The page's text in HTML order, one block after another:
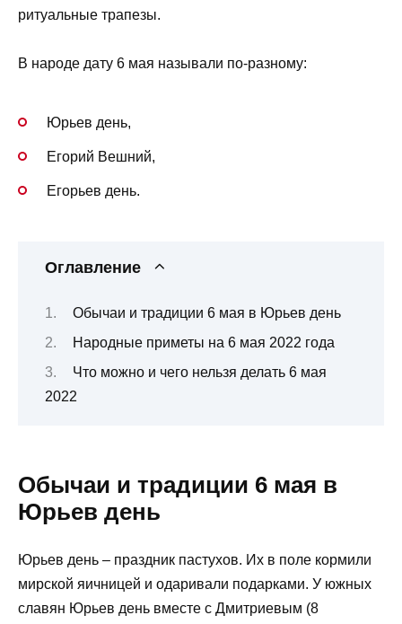
ритуальные трапезы.
В народе дату 6 мая называли по-разному:
Юрьев день,
Егорий Вешний,
Егорьев день.
Оглавление
Обычаи и традиции 6 мая в Юрьев день
Народные приметы на 6 мая 2022 года
Что можно и чего нельзя делать 6 мая
2022
Обычаи и традиции 6 мая в
Юрьев день
Юрьев день – праздник пастухов. Их в поле кормили
мирской яичницей и одаривали подарками. У южных
славян Юрьев день вместе с Дмитриевым (8